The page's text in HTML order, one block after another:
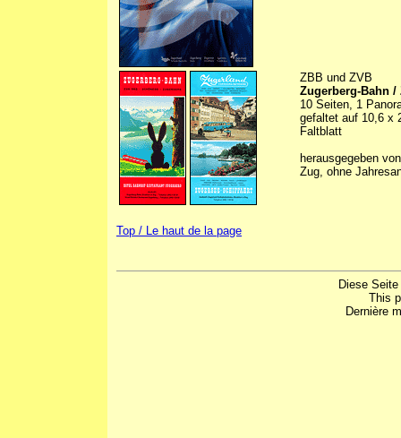
ZBB und ZVB
Zugerberg-Bahn /
10 Seiten, 1
gefaltet auf 10,6 x
Faltblatt
herausgegeben
Zug, ohne
Top / Le haut de la page
Diese
This
Dernière